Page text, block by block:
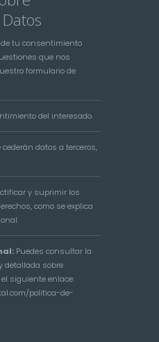
tu consentimiento
que nos
formulario de
del interesado.
cederán datos a terceros,
y suprimir los
como se explica
Puedes consultar la
detallada sobre
siguiente enlace:
politica-de-